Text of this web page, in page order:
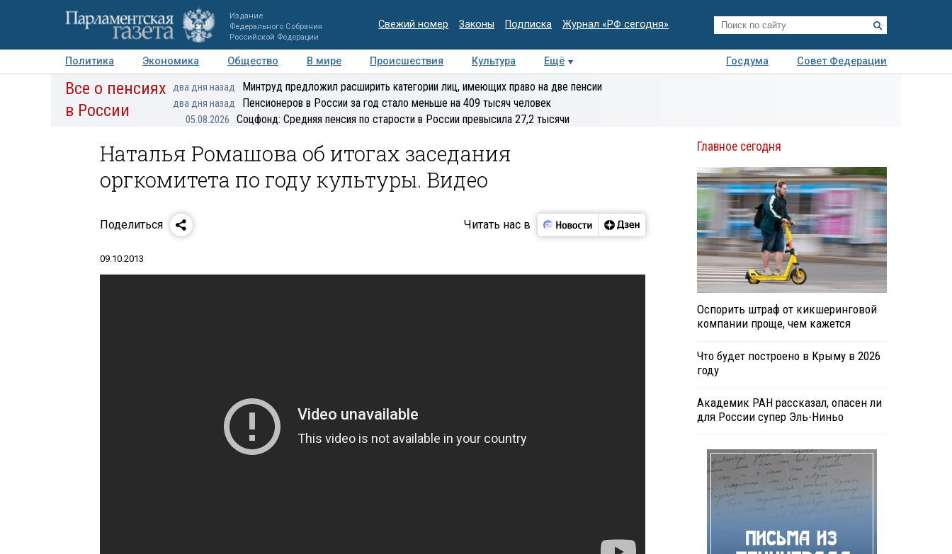
Издание
Федерального Собрания
Российской Федерации
Свежий номер Законы Подписка Журнал «РФ сегодня»
Политика Экономика Общество В мире Происшествия Культура Ещё Госдума
Совет Федерации
Авторы Персоны Мнения Регионы Медиацентр Интервью Колумнисты
Деловая
Все о пенсиях
в России
два дня назад Минтруд предложил расширить категории лиц, имеющих право на две пенсии
два дня назад Пенсионеров в России за год стало меньше на 409 тысяч человек
05.08.2026 Соцфонд: Средняя пенсия по старости в России превысила 27,2 тысячи
Наталья Ромашова об итогах заседания
оргкомитета по году культуры. Видео
Поделиться Читать нас в
09.10.2013
Главное сегодня
Оспорить штраф от кикшеринговой
компании проще, чем кажется
Что будет построено в Крыму в 2026
году
Академик РАН рассказал, опасен ли
для России супер Эль-Ниньо